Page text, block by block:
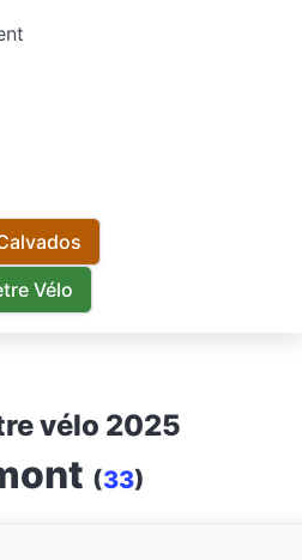
Vélo
vélo 2025
(33)